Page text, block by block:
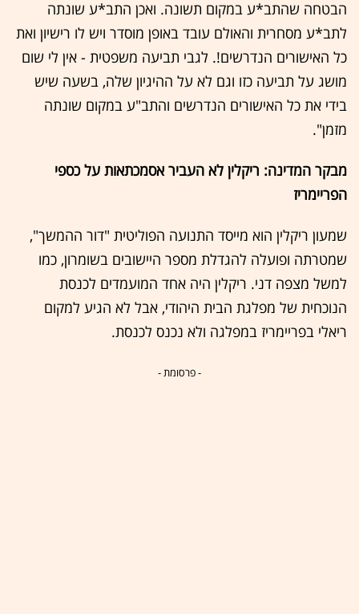
הבטחה שהתב*ע במקום תשונה. ואכן התב*ע שונתה
לתב*ע מסחרית והאולם עובד באופן מוסדר ויש לו רישיון ואת
כל האישורים הנדרשים!. לגבי תביעה משפטית - אין לי שום
מושג על תביעה כזו וגם לא על ההיגיון שלה, בשעה שיש
בידי את כל האישורים הנדרשים והתב"ע במקום שונתה
מזמן".
מבקר המדינה: ריקלין לא העביר אסמכתאות על כספי
הפריימריז
שמעון ריקלין הוא מייסד התנועה הפוליטית "דור ההמשך",
שמטרתה ופועלה להגדלת מספר היישובים בשומרון, כמו
למשל מצפה דני. ריקלין היה אחד המועמדים לכנסת
הנוכחית של מפלגת הבית היהודי, אבל לא הגיע למקום
ריאלי בפריימריז במפלגה ולא נכנס לכנסת.
- פרסומת -